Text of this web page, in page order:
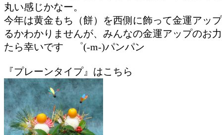
丸い感じかなー。
今年は黄金もち（餅）を西側に飾って金運アッ
るかわかりませんが、みんなの金運アップのお
たら幸いです ゜(-m-)パンパン
『プレーンタイプ』はこちら